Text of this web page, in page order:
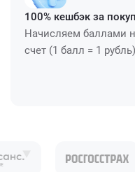
100% кешбэк за
Начисляем баллами
счет (1 балл = 1 рубль)